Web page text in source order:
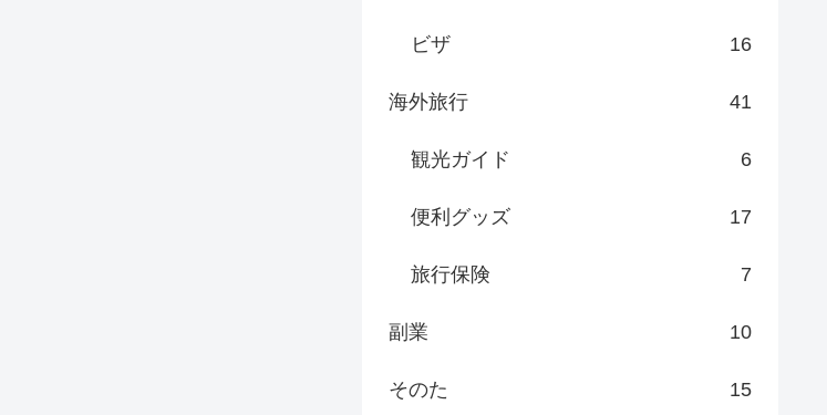
ビザ 16
海外旅行 41
観光ガイド 6
便利グッズ 17
旅行保険 7
副業 10
そのた 15